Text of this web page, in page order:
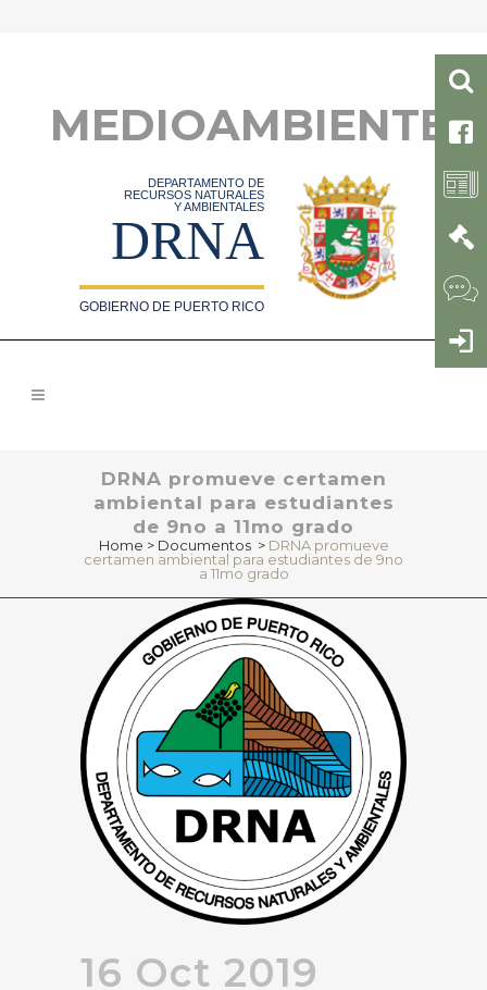
MEDIOAMBIENTE
DEPARTAMENTO DE
RECURSOS NATURALES
Y AMBIENTALES
DRNA
GOBIERNO DE PUERTO RICO
DRNA promueve certamen
ambiental para estudiantes
de 9no a 11mo grado
Home > Documentos > DRNA promueve
certamen ambiental para estudiantes de 9no
a 11mo grado
16 Oct 2019